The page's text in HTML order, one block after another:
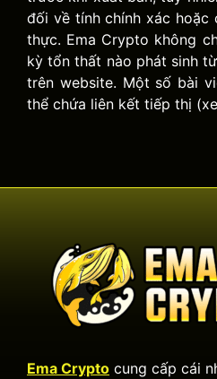
đối về tính chính xác hoặc
thực. Ema Crypto không
kỳ tổn thất nào phát sinh
trên website. Một số bài
thể chứa liên kết tiếp thị
Ema Crypto cung cấp cái